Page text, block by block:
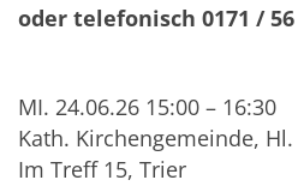
oder telefonisch 0171 / 56
MI. 24.06.26 15:00 – 16:30
Kath. Kirchengemeinde,
Im Treff 15, Trier